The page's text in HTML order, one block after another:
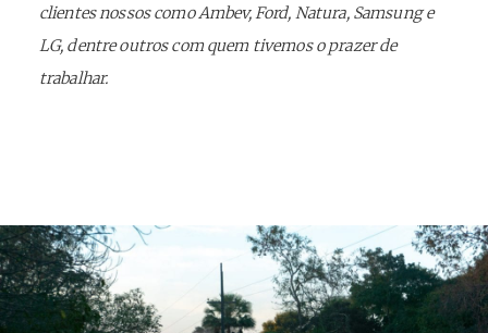
clientes nossos como Ambev, Ford, Natura, Samsung e
LG, dentre outros com quem tivemos o prazer de
trabalhar.